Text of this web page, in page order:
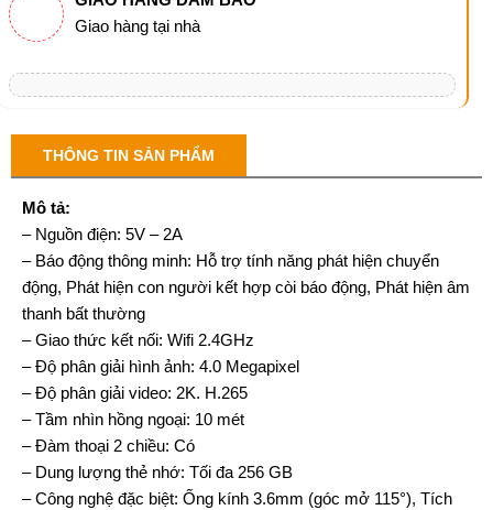
Giao hàng tại nhà
THÔNG TIN SẢN PHẨM
Mô tả:
– Nguồn điện: 5V – 2A
– Báo động thông minh: Hỗ trợ tính năng phát hiện chuyển
động, Phát hiện con người kết hợp còi báo động, Phát hiện âm
thanh bất thường
– Giao thức kết nối: Wifi 2.4GHz
– Độ phân giải hình ảnh: 4.0 Megapixel
– Độ phân giải video: 2K. H.265
– Tầm nhìn hồng ngoại: 10 mét
– Đàm thoại 2 chiều: Có
– Dung lượng thẻ nhớ: Tối đa 256 GB
– Công nghệ đặc biệt: Ống kính 3.6mm (góc mở 115°), Tích